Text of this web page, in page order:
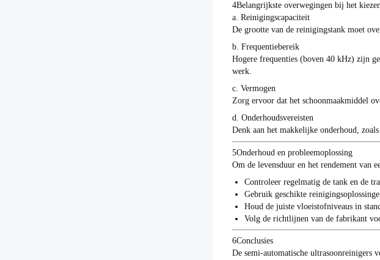
4Belangrijkste overwegingen bij het
a. Reinigingscapaciteit
De grootte van de reinigingstank moet
b. Frequentiebereik
Hogere frequenties (boven 40 kHz) zijn
werk.
c. Vermogen
Zorg ervoor dat het schoonmaakmiddel
d. Onderhoudsvereisten
Denk aan het makkelijke onderhoud,
5Onderhoud en probleemoplossing
Om de levensduur en het rendement van
Controleer regelmatig de tank en de
Gebruik geschikte
Houd de juiste vloeistofniveaus in
Volg de richtlijnen van de fabrikant
6Conclusies
De semi-automatische ultrasoonreinigers